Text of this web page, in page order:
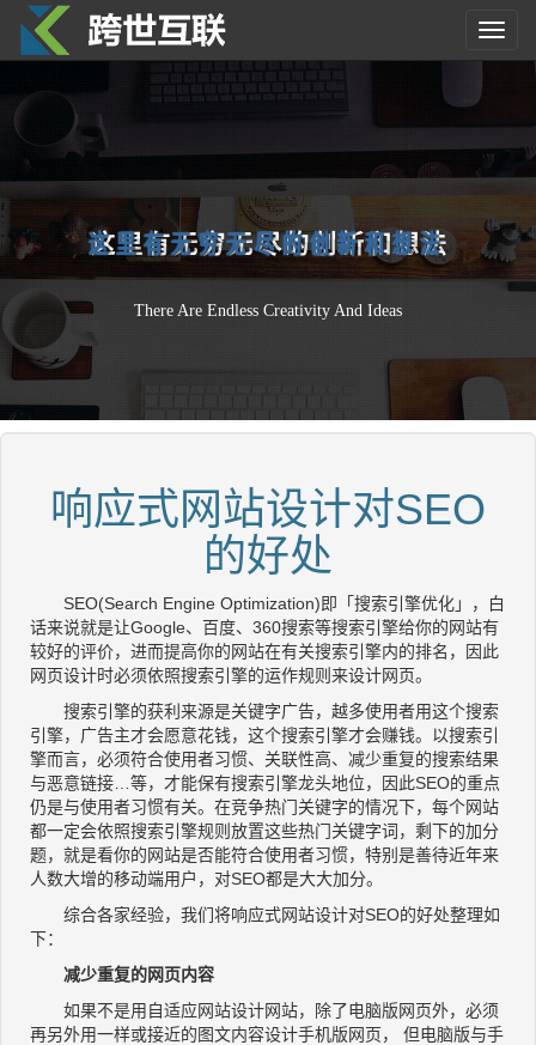
这里有无穷无尽的创新和想法
There Are Endless Creativity And Ideas
响应式网站设计对SEO
的好处
SEO(Search Engine Optimization)即「搜索引擎优化」，白
话来说就是让Google、百度、360搜索等搜索引擎给你的网站有
较好的评价，进而提高你的网站在有关搜索引擎内的排名，因此
网页设计时必须依照搜索引擎的运作规则来设计网页。
搜索引擎的获利来源是关键字广告，越多使用者用这个搜索
引擎，广告主才会愿意花钱，这个搜索引擎才会赚钱。以搜索引
擎而言，必须符合使用者习惯、关联性高、减少重复的搜索结果
与恶意链接…等，才能保有搜索引擎龙头地位，因此SEO的重点
仍是与使用者习惯有关。在竞争热门关键字的情况下，每个网站
都一定会依照搜索引擎规则放置这些热门关键字词，剩下的加分
题，就是看你的网站是否能符合使用者习惯，特别是善待近年来
人数大增的移动端用户，对SEO都是大大加分。
综合各家经验，我们将响应式网站设计对SEO的好处整理如
下：
减少重复的网页内容
如果不是用自适应网站设计网站，除了电脑版网页外，必须
再另外用一样或接近的图文内容设计手机版网页， 但电脑版与手